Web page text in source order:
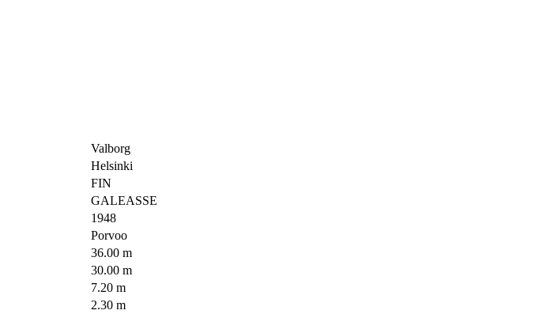
Valborg
Helsinki
FIN
GALEASSE
1948
Porvoo
36.00 m
30.00 m
7.20 m
2.30 m